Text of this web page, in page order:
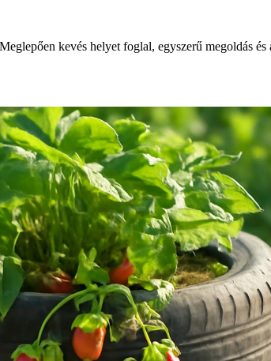
kevés helyet foglal, egyszerű megoldás